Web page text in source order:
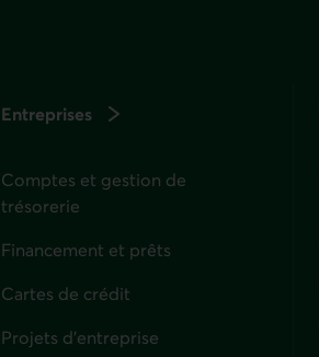
Entreprises
Comptes et gestion de
trésorerie
Financement et prêts
Cartes de crédit
Projets d'entreprise